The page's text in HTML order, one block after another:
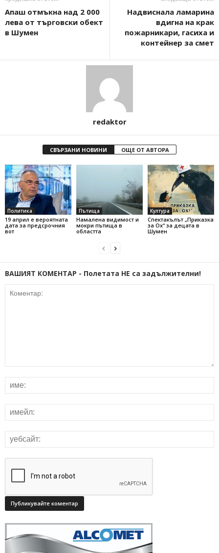
Апаш отмъкна над 2 000
лева от търговски обект
в Шумен
Надвиснала ламарина
вдигна на крак
пожарникари, гасиха и
контейнер за смет
redaktor
СВЪРЗАНИ НОВИНИ ОЩЕ ОТ АВТОРА
Политика
19 април е вероятната
дата за предсрочния
вот
Пътища
Намалена видимост и
мокри пътища в
областта
Култура
Спектакълът „Приказка
за Ох“ за децата в
Шумен
ВАШИЯТ КОМЕНТАР - Полетата НЕ са задължителни!